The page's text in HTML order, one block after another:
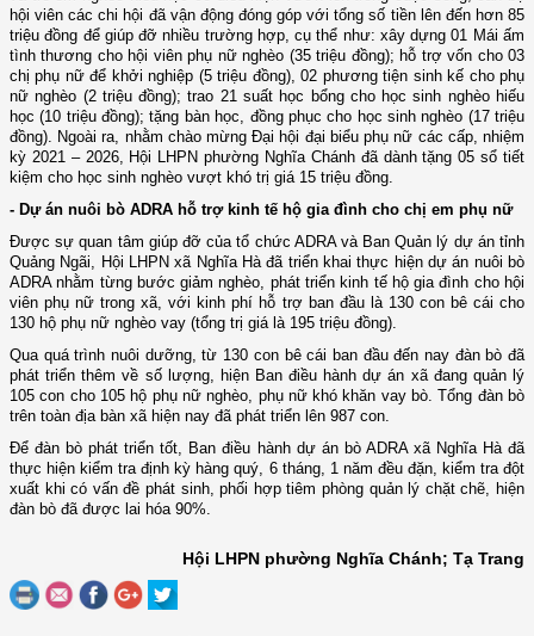
hội viên các chi hội đã vận động đóng góp với tổng số tiền lên đến hơn 85
triệu đồng để giúp đỡ nhiều trường hợp, cụ thể như: xây dựng 01 Mái ấm
tình thương cho hội viên phụ nữ nghèo (35 triệu đồng); hỗ trợ vốn cho 03
chị phụ nữ để khởi nghiệp (5 triệu đồng), 02 phương tiện sinh kế cho phụ
nữ nghèo (2 triệu đồng); trao 21 suất học bổng cho học sinh nghèo hiếu
học (10 triệu đồng); tặng bàn học, đồng phục cho học sinh nghèo (17 triệu
đồng). Ngoài ra, nhằm chào mừng Đại hội đại biểu phụ nữ các cấp, nhiệm
kỳ 2021 – 2026, Hội LHPN phường Nghĩa Chánh đã dành tặng 05 sổ tiết
kiệm cho học sinh nghèo vượt khó trị giá 15 triệu đồng.
- Dự án nuôi bò ADRA hỗ trợ kinh tế hộ gia đình cho chị em phụ nữ
Được sự quan tâm giúp đỡ của tổ chức ADRA và Ban Quản lý dự án tỉnh
Quảng Ngãi, Hội LHPN xã Nghĩa Hà đã triển khai thực hiện dự án nuôi bò
ADRA nhằm từng bước giảm nghèo, phát triển kinh tế hộ gia đình cho hội
viên phụ nữ trong xã, với kinh phí hỗ trợ ban đầu là 130 con bê cái cho
130 hộ phụ nữ nghèo vay (tổng trị giá là 195 triệu đồng).
Qua quá trình nuôi dưỡng, từ 130 con bê cái ban đầu đến nay đàn bò đã
phát triển thêm về số lượng, hiện Ban điều hành dự án xã đang quản lý
105 con cho 105 hộ phụ nữ nghèo, phụ nữ khó khăn vay bò. Tổng đàn bò
trên toàn địa bàn xã hiện nay đã phát triển lên 987 con.
Để đàn bò phát triển tốt, Ban điều hành dự án bò ADRA xã Nghĩa Hà đã
thực hiện kiểm tra định kỳ hàng quý, 6 tháng, 1 năm đều đặn, kiểm tra đột
xuất khi có vấn đề phát sinh, phối hợp tiêm phòng quản lý chặt chẽ, hiện
đàn bò đã được lai hóa 90%.
Hội LHPN phường Nghĩa Chánh; Tạ Trang